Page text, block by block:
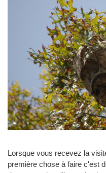
Lorsque vous recevez la
première chose à faire c'est